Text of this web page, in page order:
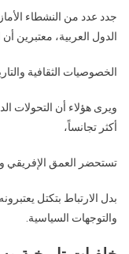
جدد عدد من النشطاء
الدول العربية، معتبرين
الخصوصيات الثقافية
ويرى هؤلاء أن التحولات
أكثر تجانساً،
تستحضر العمق الإفريقي
بدل الارتباط بتكتل
والتوجهات السياسية.